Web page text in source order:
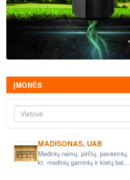
ĮMONĖS
Vietovė
MADISONAS, UAB
Medinių namų, pirčių, pavėsinių,
kt. medinių gaminių ir kietų baldų